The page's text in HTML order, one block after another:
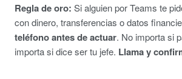
Regla de oro: Si alguien por Teams te
con dinero, transferencias o datos
teléfono antes de actuar. No importa si
importa si dice ser tu jefe. Llama y